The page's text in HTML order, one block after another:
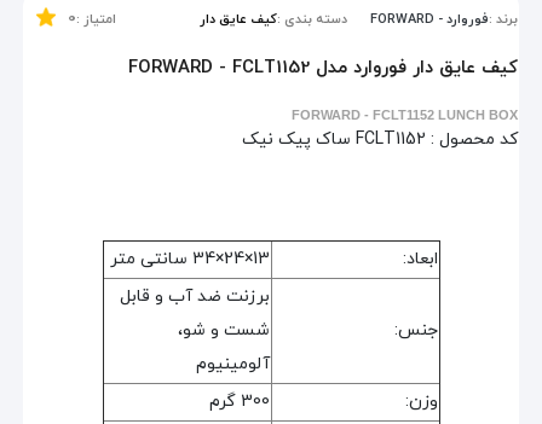
برند :فوروارد - FORWARD دسته بندی :کیف عایق دار امتیاز :0
کیف عایق دار فوروارد مدل FORWARD - FCLT1152
FORWARD - FCLT1152 LUNCH BOX
کد محصول : FCLT1152 ساک پیک نیک
ابعاد: 13×24×34 سانتی متر
جنس:
برزنت ضد آب و قابل
شست و شو،
آلومینیوم
وزن:
300 گرم